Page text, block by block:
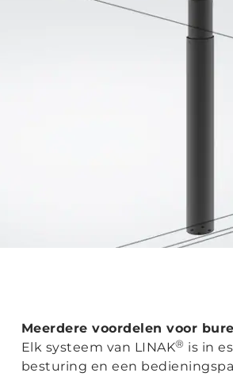
Meerdere voordelen voor
Elk systeem van LINAK® is in
besturing en een